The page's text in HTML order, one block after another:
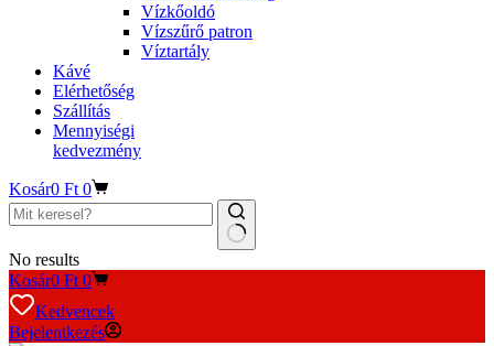
Vízkőoldó
Vízszűrő patron
Víztartály
Kávé
Elérhetőség
Szállítás
Mennyiségi
kedvezmény
Kosár0 Ft 0
No results
Kosár0 Ft 0
Kedvencek
Bejelentkezés